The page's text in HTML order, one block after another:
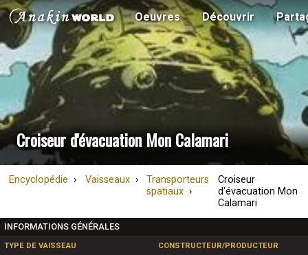
Oeuvres Découvrir
Croiseur d'évacuation Mon Calamari
Encyclopédie Vaisseaux
Transporteurs
spatiaux
Croiseur
d'évacuation Mon
Calamari
INFORMATIONS GÉNÉRALES
TYPE DE VAISSEAU CONSTRUCTEUR/PRODUCTEUR